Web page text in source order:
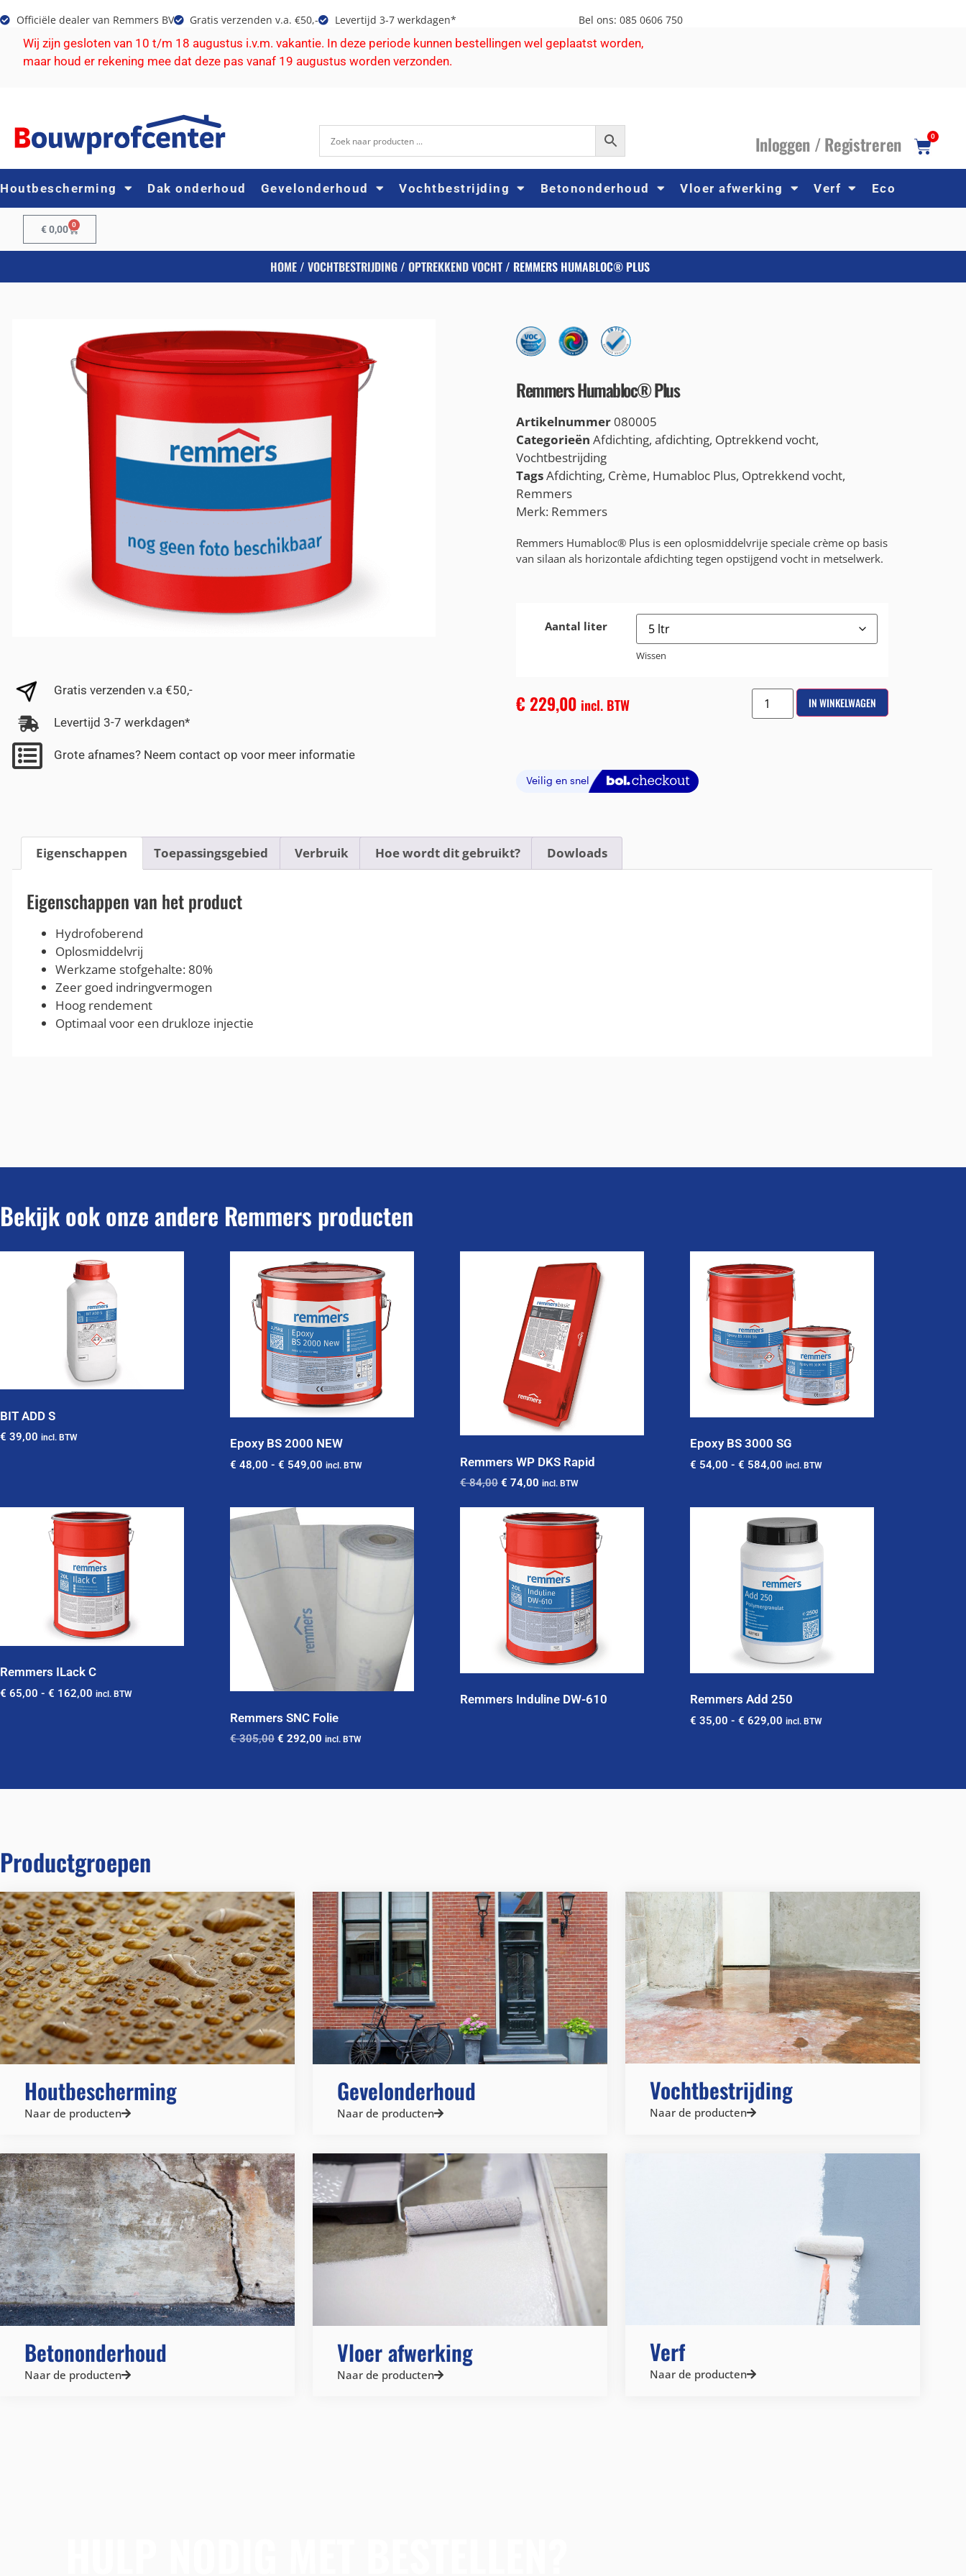
Officiële dealer van Remmers BV Gratis verzenden v.a. €50,- Levertijd 3-7 werkdagen* Bel ons: 085 0606 750
Wij zijn gesloten van 10 t/m 18 augustus i.v.m. vakantie. In deze periode kunnen bestellingen wel geplaatst worden,
maar houd er rekening mee dat deze pas vanaf 19 augustus worden verzonden.
Inloggen /Registreren 0
Houtbescherming Dak onderhoud Gevelonderhoud Vochtbestrijding Betononderhoud Vloer afwerking Verf Eco
€0,00 0
HOME/ VOCHTBESTRIJDING/ OPTREKKEND VOCHT/ REMMERS HUMABLOC® PLUS
Gratis verzenden v.a €50,-
Levertijd 3-7 werkdagen*
Grote afnames? Neem contact op voor meer informatie
Remmers Humabloc® Plus
Artikelnummer 080005
Categorieën Afdichting, afdichting, Optrekkend vocht,
Vochtbestrijding
TagsAfdichting, Crème, Humabloc Plus, Optrekkend vocht,
Remmers
Merk: Remmers
Remmers Humabloc® Plus is een oplosmiddelvrije speciale crème op basis
van silaan als horizontale afdichting tegen opstijgend vocht in metselwerk.
Aantal liter
Wissen
€ 229,00 incl. BTW IN WINKELWAGEN
Eigenschappen Toepassingsgebied Verbruik Hoe wordt dit gebruikt? Dowloads
Eigenschappen van het product
Hydrofoberend
Oplosmiddelvrij
Werkzame stofgehalte: 80%
Zeer goed indringvermogen
Hoog rendement
Optimaal voor een drukloze injectie
Bekijk ook onze andere Remmers producten
BIT ADD S
€ 39,00 incl. BTW Epoxy BS 2000 NEW
€ 48,00 - € 549,00 incl. BTW Remmers WP DKS Rapid
€84,00 € 74,00 incl. BTW
Epoxy BS 3000 SG
€ 54,00 - € 584,00 incl. BTW
Remmers ILack C
€ 65,00 - € 162,00 incl. BTW
Remmers SNC Folie
€305,00 € 292,00 incl. BTW
Remmers Induline DW-610 Remmers Add 250
€ 35,00 - € 629,00 incl. BTW
Productgroepen
Houtbescherming
Naar de producten
Gevelonderhoud
Naar de producten
Vochtbestrijding
Naar de producten
Betononderhoud
Naar de producten
Vloer afwerking
Naar de producten
Verf
Naar de producten